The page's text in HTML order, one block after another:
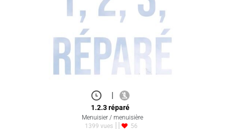
|
1.2.3 réparé
Menuisier / menuisière
1399 vues
56